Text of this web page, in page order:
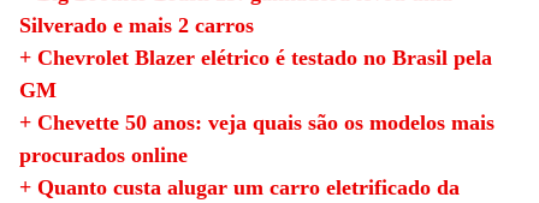
Silverado e mais 2 carros
+ Chevrolet Blazer elétrico é testado no Brasil pela
GM
+ Chevette 50 anos: veja quais são os modelos mais
procurados online
+ Quanto custa alugar um carro eletrificado da